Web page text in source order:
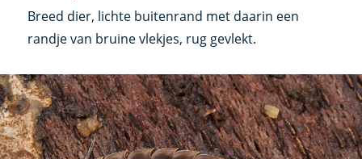
Breed dier, lichte buitenrand met daarin een
randje van bruine vlekjes, rug gevlekt.